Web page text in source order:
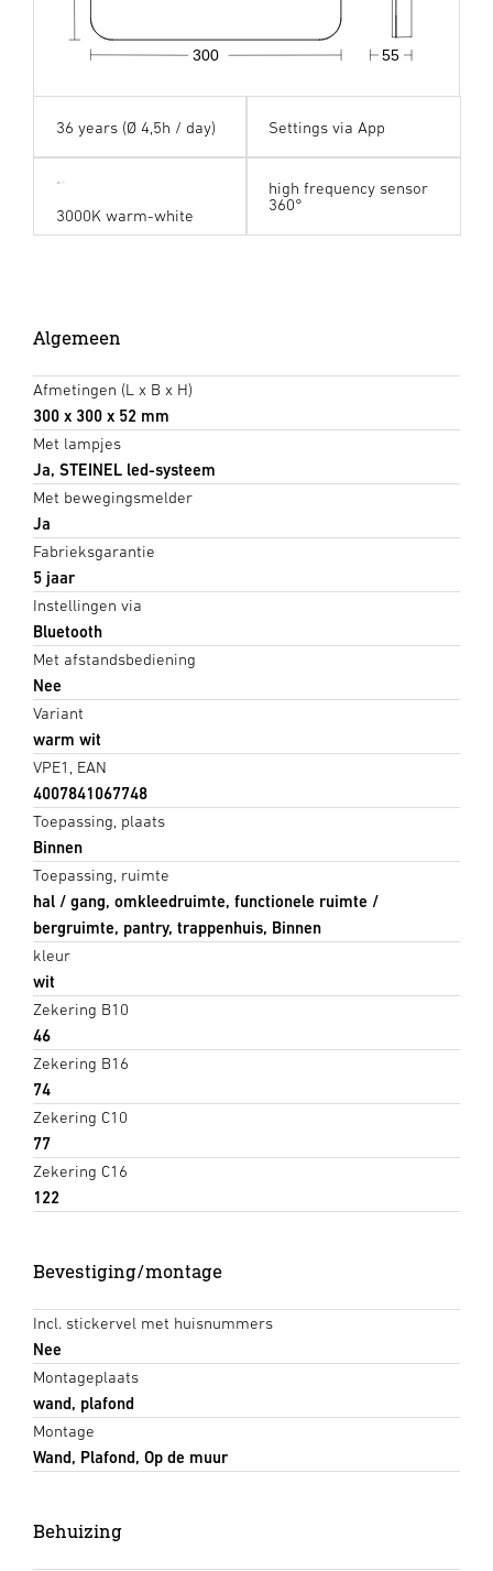
55
300
36 years (Ø 4,5h / day) Settings via App
3000K warm-white
high frequency sensor
360°
Algemeen
Afmetingen (L x B x H)
300 x 300 x 52 mm
Met lampjes
Ja, STEINEL led-systeem
Met bewegingsmelder
Ja
Fabrieksgarantie
5 jaar
Instellingen via
Bluetooth
Met afstandsbediening
Nee
Variant
warm wit
VPE1, EAN
4007841067748
Toepassing, plaats
Binnen
Toepassing, ruimte
hal / gang, omkleedruimte, functionele ruimte /
bergruimte, pantry, trappenhuis, Binnen
kleur
wit
Zekering B10
46
Zekering B16
74
Zekering C10
77
Zekering C16
122
Bevestiging/montage
Incl. stickervel met huisnummers
Nee
Montageplaats
wand, plafond
Montage
Wand, Plafond, Op de muur
Behuizing